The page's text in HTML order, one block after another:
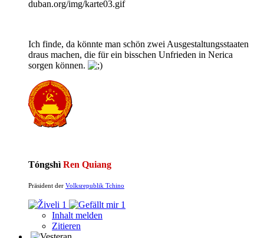
Ich finde, da könnte man schön zwei Ausgestaltungsstaaten
draus machen, die für ein bisschen Unfrieden in Nerica
sorgen können.
Tóngshì Ren Quiang
Präsident der Volksrepublik Tchino
1
1
Inhalt melden
Zitieren